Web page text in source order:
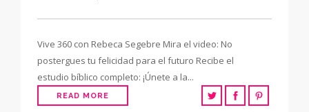
Vive 360 con Rebeca Segebre Mira el video: No
postergues tu felicidad para el futuro Recibe el
estudio bíblico completo: ¡Únete a la...
READ MORE